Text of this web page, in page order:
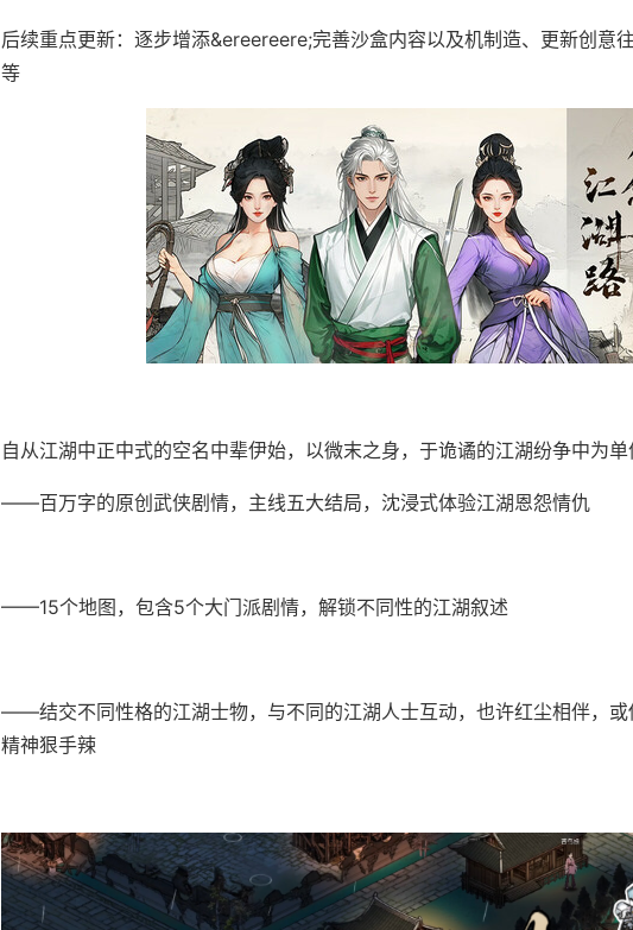
后续重点更新：逐步增添&ereereere;完善沙盒内容以及机制造、更新创意
等
自从江湖中正中式的空名中辈伊始，以微末之身，于诡谲的江湖纷争中为单
——百万字的原创武侠剧情，主线五大结局，沈浸式体验江湖恩怨情仇
——15个地图，包含5个大门派剧情，解锁不同性的江湖叙述
——结交不同性格的江湖士物，与不同的江湖人士互动，也许红尘相伴，或
精神狠手辣